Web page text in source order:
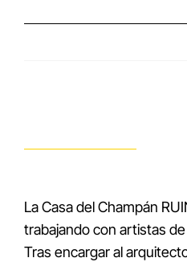
La Casa del Champán
trabajando con artistas
Tras encargar al